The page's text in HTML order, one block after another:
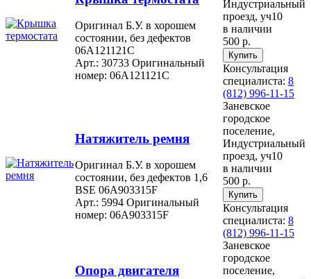
Оригинал Б.У. в хорошем
состоянии, без дефектов
06A121121C
Арт.: 30733 Оригинальный
номер: 06A121121C
Индустриальный
проезд, уч10
в наличии
500 р.
Консультация
специалиста: 8
(812) 996-11-15
Натяжитель ремня
Оригинал Б.У. в хорошем
состоянии, без дефектов 1,6
BSE 06A903315F
Арт.: 5994 Оригинальный
номер: 06A903315F
Заневское
городское
поселение,
Индустриальный
проезд, уч10
в наличии
500 р.
Консультация
специалиста: 8
(812) 996-11-15
Опора двигателя
Заневское
городское
поселение,